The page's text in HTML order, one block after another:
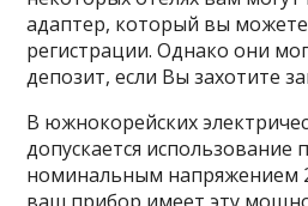
адаптер, который вы можете
регистрации. Однако они
депозит, если Вы захотите
В южнокорейских
допускается использование
номинальным напряжением